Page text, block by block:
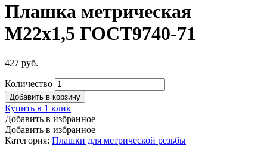
Плашка метрическая
М22х1,5 ГОСТ9740-71
427 руб.
Количество
Добавить в корзину
Купить в 1 клик
Добавить в избранное
Добавить в избранное
Категория: Плашки для метрической резьбы